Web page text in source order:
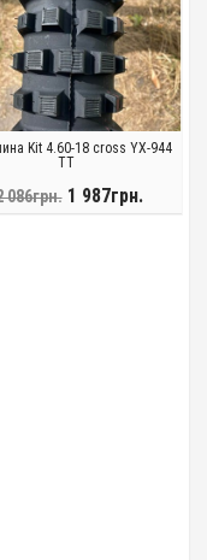
Kit 4.60-18 cross YX-944
TT
086грн. 1 987грн.